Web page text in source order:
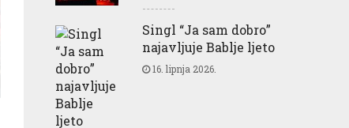
Singl “Ja sam dobro”
najavljuje Bablje ljeto
16. lipnja 2026.